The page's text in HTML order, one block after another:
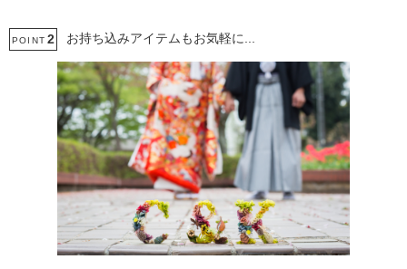
POINT 2 お持ち込みアイテムもお気軽に...